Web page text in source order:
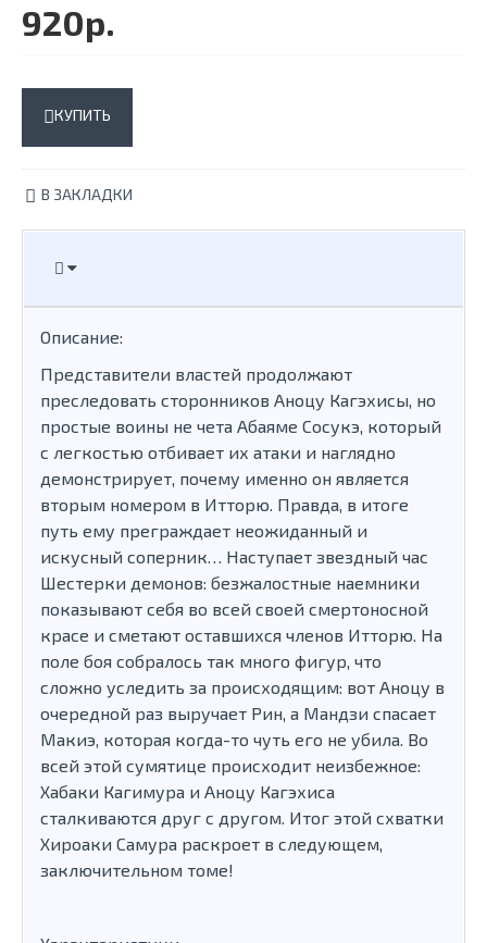
920р.
КУПИТЬ
В ЗАКЛАДКИ
Описание:
Представители властей продолжают
преследовать сторонников Аноцу Кагэхисы, но
простые воины не чета Абаяме Сосукэ, который
с легкостью отбивает их атаки и наглядно
демонстрирует, почему именно он является
вторым номером в Итторю. Правда, в итоге
путь ему преграждает неожиданный и
искусный соперник… Наступает звездный час
Шестерки демонов: безжалостные наемники
показывают себя во всей своей смертоносной
красе и сметают оставшихся членов Итторю. На
поле боя собралось так много фигур, что
сложно уследить за происходящим: вот Аноцу в
очередной раз выручает Рин, а Мандзи спасает
Макиэ, которая когда-то чуть его не убила. Во
всей этой сумятице происходит неизбежное:
Хабаки Кагимура и Аноцу Кагэхиса
сталкиваются друг с другом. Итог этой схватки
Хироаки Самура раскроет в следующем,
заключительном томе!